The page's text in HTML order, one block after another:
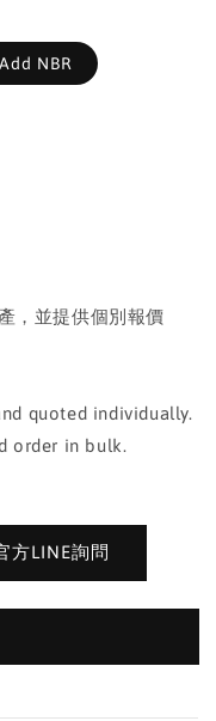
NBR
，並提供個別報價
quoted individually.
order in bulk.
方LINE詢問